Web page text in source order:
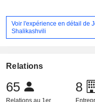
Voir l'expérience en détail de
Shalikashvili
Relations
65
Relations au 1er
8